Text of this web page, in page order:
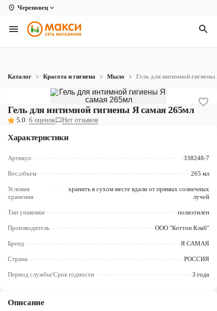
Череповец
Вологда
Архангельск
Коряжма
Котлас
Новодвинск
Северодвинск
Ярославль
Каталог Красота и гигиена Мыло Гель для интимной
Гель для интимной гигиены Я самая 265мл
5.0 6 оценок Нет отзывов
Характеристики
Артикул 338248-7
Вес,объем 265 мл
Условия
хранения
хранить в сухом месте вдали от прямых солнечных
лучей
Тип упаковки полиэтилен
Производитель ООО "Коттон Клаб"
Бренд Я САМАЯ
Страна РОССИЯ
Период службы/Срок годности 3 года
Описание